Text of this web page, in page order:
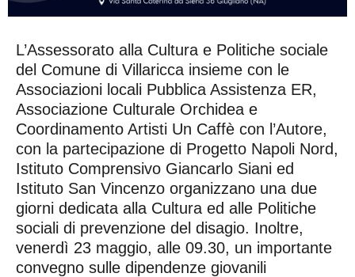
L’Assessorato alla Cultura e Politiche sociale
del Comune di Villaricca insieme con le
Associazioni locali Pubblica Assistenza ER,
Associazione Culturale Orchidea e
Coordinamento Artisti Un Caffè con l’Autore,
con la partecipazione di Progetto Napoli Nord,
Istituto Comprensivo Giancarlo Siani ed
Istituto San Vincenzo organizzano una due
giorni dedicata alla Cultura ed alle Politiche
sociali di prevenzione del disagio. Inoltre,
venerdì 23 maggio, alle 09.30, un importante
convegno sulle dipendenze giovanili